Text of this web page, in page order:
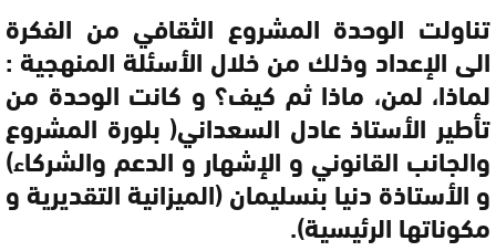
تناولت الوحدة المشروع الثقافي من الفكرة
الى الإعداد وذلك من خلال الأسئلة المنهجية :
لماذا، لمن، ماذا ثم كيف؟ و كانت الوحدة من
تأطير الأستاذ عادل السعداني( بلورة المشروع
والجانب القانوني و الإشهار و الدعم والشركاء)
و الأستاذة دنيا بنسليمان (الميزانية التقديرية و
مكوناتها الرئيسية).